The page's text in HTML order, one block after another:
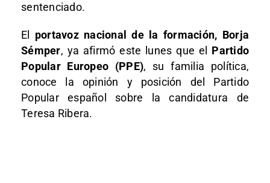
sentenciado.
El portavoz nacional de la formación, Borja
Sémper, ya afirmó este lunes que el Partido
Popular Europeo (PPE), su familia política,
conoce la opinión y posición del Partido
Popular español sobre la candidatura de
Teresa Ribera.